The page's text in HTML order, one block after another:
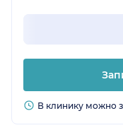
В клинику можно